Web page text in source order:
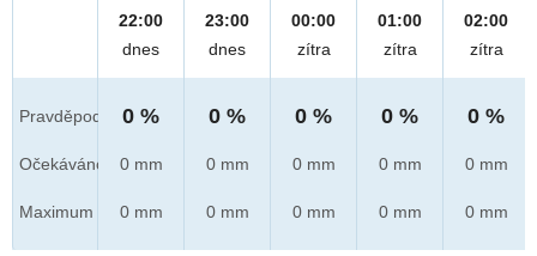
Pravděpod.
Očekáváno
Maximum
22:00
dnes
0 %
0 mm
0 mm
23:00
dnes
0 %
0 mm
0 mm
00:00
zítra
0 %
0 mm
0 mm
01:00
zítra
0 %
0 mm
0 mm
02:00
zítra
0 %
0 mm
0 mm